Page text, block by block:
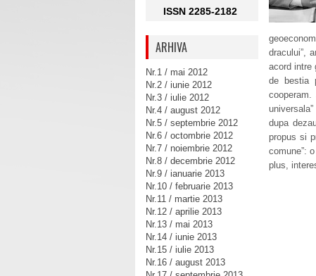
dracului”,
acord intre
de bestia
dupa
propus si
comune”:
plus,
ISSN 2285-2182
ARHIVA
Nr.1 / mai 2012
Nr.2 / iunie 2012
Nr.3 / iulie 2012
Nr.4 / august 2012
Nr.5 / septembrie 2012
Nr.6 / octombrie 2012
Nr.7 / noiembrie 2012
Nr.8 / decembrie 2012
Nr.9 / ianuarie 2013
Nr.10 / februarie 2013
Nr.11 / martie 2013
Nr.12 / aprilie 2013
Nr.13 / mai 2013
Nr.14 / iunie 2013
Nr.15 / iulie 2013
Nr.16 / august 2013